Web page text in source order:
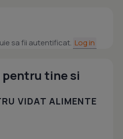
sa fii autentificat. Log in
tine si
VIDAT ALIMENTE